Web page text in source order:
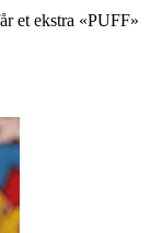
et ekstra «PUFF»